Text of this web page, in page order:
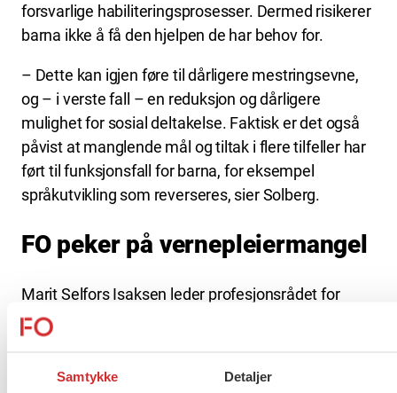
Samtykke Detaljer
forsvarlige habiliteringsprosesser. Dermed risikerer
barna ikke å få den hjelpen de har behov for.
– Dette kan igjen føre til dårligere mestringsevne,
og – i verste fall – en reduksjon og dårligere
mulighet for sosial deltakelse. Faktisk er det også
påvist at manglende mål og tiltak i flere tilfeller har
ført til funksjonsfall for barna, for eksempel
språkutvikling som reverseres, sier Solberg.
FO peker på vernepleiermangel
Marit Selfors Isaksen leder profesjonsrådet for
vernepleiere og sitter i FOs forbundsledelse. Hun
mener at dette er alvorlige funn.
– Konsekvensene for barna og deres familier kan